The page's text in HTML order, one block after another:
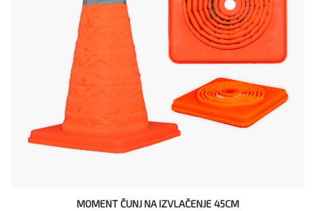
MOMENT ČUNJ NA IZVLAČENJE 45CM